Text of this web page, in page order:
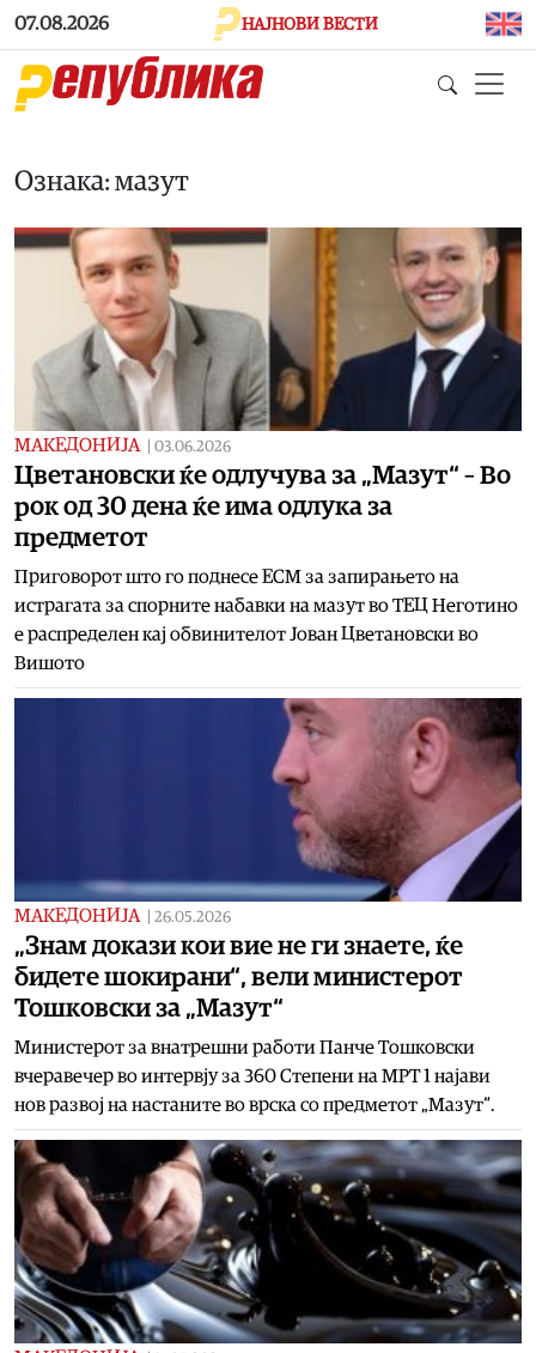
Skip to main content
07.08.2026 НАЈНОВИ ВЕСТИ
Ознака: мазут
МАКЕДОНИЈА 03.06.2026
Цветановски ќе одлучува за „Мазут“ – Во
рок од 30 дена ќе има одлука за
предметот
Приговорот што го поднесе ЕСМ за запирањето на
истрагата за спорните набавки на мазут во ТЕЦ Неготино
е распределен кај обвинителот Јован Цветановски во
Вишото
МАКЕДОНИЈА 26.05.2026
„Знам докази кои вие не ги знаете, ќе
бидете шокирани“, вели министерот
Тошковски за „Мазут“
Министерот за внатрешни работи Панче Тошковски
вчеравечер во интервју за 360 Степени на МРТ 1 најави
нов развој на настаните во врска со предметот „Мазут“.